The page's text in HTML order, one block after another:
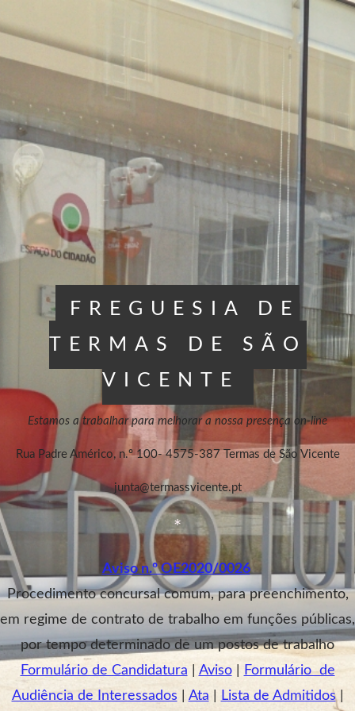
FREGUESIA DE
TERMAS DE SÃO
VICENTE
Estamos a trabalhar para melhorar a nossa presença on-line
Rua Padre Américo, n.º 100- 4575-387 Termas de São Vicente
junta@termassvicente.pt
*
Aviso n.º OE2020/0026
Procedimento concursal comum, para preenchimento,
em regime de contrato de trabalho em funções públicas,
por tempo determinado de um postos de trabalho
Formulário de Candidatura
Aviso|
Formulário de
Audiência de Interessados
Ata Lista de Admitidos|